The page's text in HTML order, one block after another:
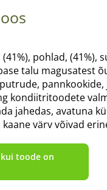
pohlad, (41%),
talu magusatest
pannkookide,
kondiitritoodete
jahedas, avatuna
kaane värv võivad
toode on